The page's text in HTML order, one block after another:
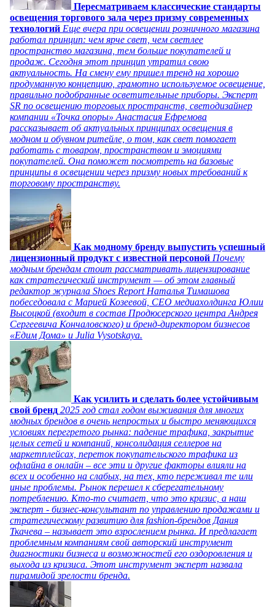
Пересматриваем классические стандарты
освещения торгового зала через призму современных
технологий Еще вчера при освещении розничного магазина
работал принцип: чем ярче свет, чем светлее
пространство магазина, тем больше покупателей и
продаж. Сегодня этот принцип утратил свою
актуальность. На смену ему пришел тренд на хорошо
продуманную концепцию, грамотно используемое освещение,
правильно подобранные осветительные приборы. Эксперт
SR по освещению торговых пространств, светодизайнер
компании «Точка опоры» Анастасия Ефремова
рассказывает об актуальных принципах освещения в
модном и обувном ритейле, о том, как свет помогает
работать с товаром, пространством и эмоциями
покупателей. Она поможет посмотреть на базовые
принципы в освещении через призму новых требований к
торговому пространству.
Как модному бренду выпустить успешный
лицензионный продукт с известной персоной Почему
модным брендам стоит рассматривать лицензирование
как стратегический инструмент — об этом главный
редактор журнала Shoes Report Наталья Тимашова
побеседовала с Марией Козеевой, СЕО медиахолдинга Юлии
Высоцкой (входит в состав Продюсерского центра Андрея
Сергеевича Кончаловского) и бренд-директором бизнесов
«Едим Дома» и Julia Vysotskaya.
Как усилить и сделать более устойчивым
свой бренд 2025 год стал годом выживания для многих
модных брендов в очень непростых и быстро меняющихся
условиях перегретого рынка: падение трафика, закрытие
целых сетей и компаний, консолидация селлеров на
маркетплейсах, переток покупательского трафика из
офлайна в онлайн – все эти и другие факторы влияли на
всех и особенно на слабых, на тех, кто переживал те или
иные проблемы. Рынок перешел к сберегательному
потреблению. Кто-то считает, что это кризис, а наш
эксперт - бизнес-консультант по управлению продажами и
стратегическому развитию для fashion-брендов Дания
Ткачева – называет это взрослением рынка. И предлагает
проблемным компаниям свой авторский инструмент
диагностики бизнеса и возможностей его оздоровления и
выхода из кризиса. Этот инструмент эксперт назвала
пирамидой зрелости бренда.